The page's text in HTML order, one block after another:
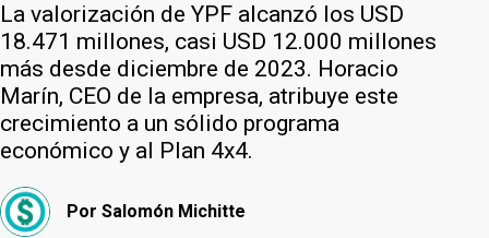
La valorización de YPF alcanzó los USD
18.471 millones, casi USD 12.000 millones
más desde diciembre de 2023. Horacio
Marín, CEO de la empresa, atribuye este
crecimiento a un sólido programa
económico y al Plan 4x4.
Por Salomón Michitte